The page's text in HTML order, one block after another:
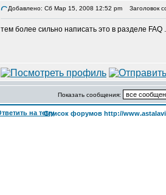
Добавлено: Сб Мар 15, 2008 12:52 pm Заголовок
тем более сильно написать это в разделе FAQ
Показать сообщения:
Список форумов http://